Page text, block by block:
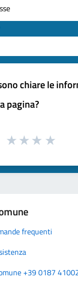
chiare le
pagina?
frequenti
+39 0187